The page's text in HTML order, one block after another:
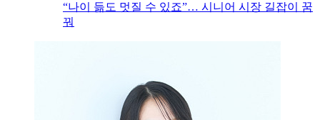
“나이 듦도 멋질 수 있죠”… 시니어 시장 길잡이 꿈
꿔